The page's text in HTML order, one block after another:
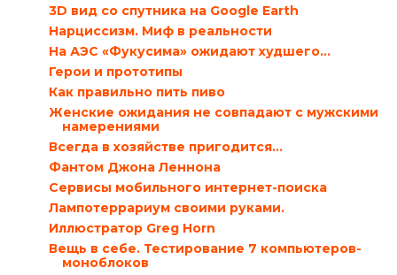
3D вид со спутника на Google Earth
Нарциссизм. Миф в реальности
На АЭС «Фукусима» ожидают худшего…
Герои и прототипы
Как правильно пить пиво
Женские ожидания не совпадают с мужскими
намерениями
Всегда в хозяйстве пригодится…
Фантом Джона Леннона
Сервисы мобильного интернет-поиска
Лампотеррариум своими руками.
Иллюстратор Greg Horn
Вещь в себе. Тестирование 7 компьютеров-
моноблоков